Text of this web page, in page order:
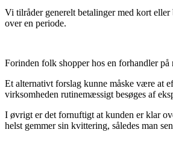
Vi tilråder generelt betalinger med kort
over en periode.
Forinden folk shopper hos en forhandler
Et alternativt forslag kunne måske være at
virksomheden rutinemæssigt besøges af
I øvrigt er det fornuftigt at kunden er klar
helst gemmer sin kvittering, således man